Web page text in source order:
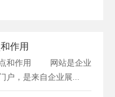
作用
和作用 网站是企业
户，是来自企业展...